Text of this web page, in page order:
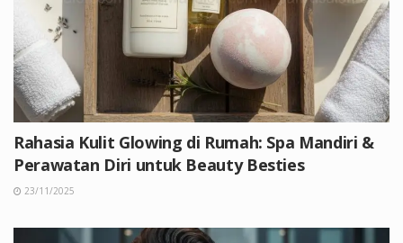
Rahasia Kulit Glowing di Rumah: Spa Mandiri &
Perawatan Diri untuk Beauty Besties
23/11/2025